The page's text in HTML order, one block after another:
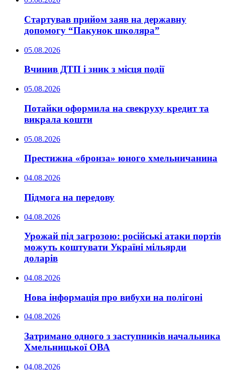
Стартував прийом заяв на державну
допомогу “Пакунок школяра”
05.08.2026
Вчинив ДТП і зник з місця події
05.08.2026
Потайки оформила на свекруху кредит та
викрала кошти
05.08.2026
Престижна «бронза» юного хмельничанина
04.08.2026
Підмога на передову
04.08.2026
Урожай під загрозою: російські атаки портів
можуть коштувати Україні мільярди
доларів
04.08.2026
Нова інформація про вибухи на полігоні
04.08.2026
Затримано одного з заступників начальника
Хмельницької ОВА
04.08.2026